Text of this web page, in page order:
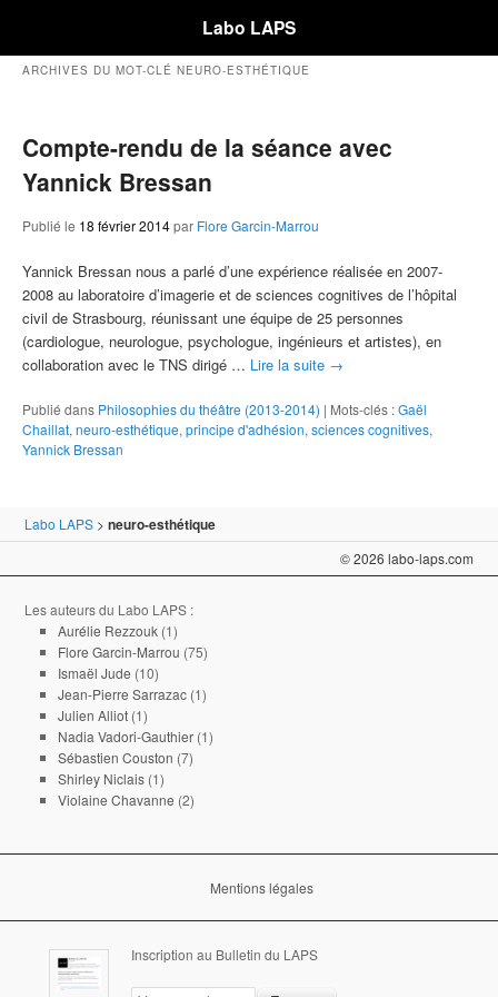
Labo LAPS
ARCHIVES DU MOT-CLÉ NEURO-ESTHÉTIQUE
Compte-rendu de la séance avec
Yannick Bressan
Publié le 18 février 2014par Flore Garcin-Marrou
Yannick Bressan nous a parlé d’une expérience réalisée en 2007-
2008 au laboratoire d’imagerie et de sciences cognitives de l’hôpital
civil de Strasbourg, réunissant une équipe de 25 personnes
(cardiologue, neurologue, psychologue, ingénieurs et artistes), en
collaboration avec le TNS dirigé … Lire la suite →
Publié dans Philosophies du théâtre (2013-2014) | Mots-clés :Gaël
Chaillat, neuro-esthétique, principe d'adhésion, sciences cognitives,
Yannick Bressan
Labo LAPS >neuro-esthétique
© 2026 labo-laps.com
Les auteurs du Labo LAPS :
Aurélie Rezzouk (1)
Flore Garcin-Marrou (75)
Ismaël Jude (10)
Jean-Pierre Sarrazac (1)
Julien Alliot (1)
Nadia Vadori-Gauthier (1)
Sébastien Couston (7)
Shirley Niclais (1)
Violaine Chavanne (2)
Mentions légales
Inscription au Bulletin du LAPS